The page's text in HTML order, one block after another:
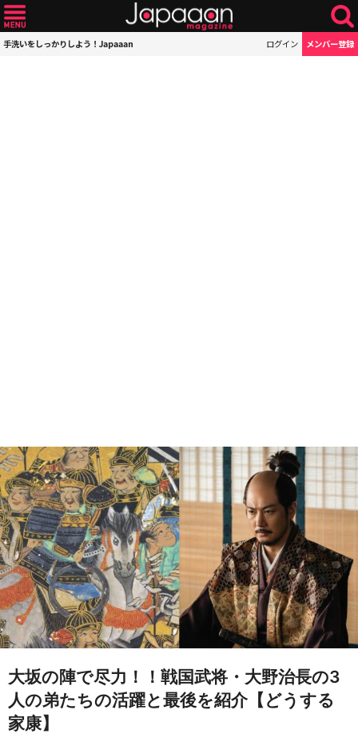
手洗いをしっかりしよう！Japaaan ログイン メンバー登録
大坂の陣で尽力！！戦国武将・大野治長の3
人の弟たちの活躍と最後を紹介【どうする
家康】